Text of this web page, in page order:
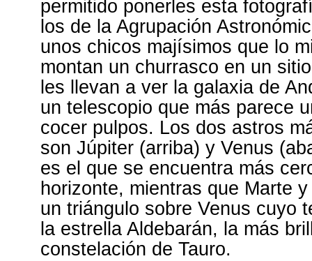
permitido ponerles esta
los de la Agrupación
unos chicos majísimos que lo
montan un churrasco en un
les llevan a ver la galaxia de
un telescopio que más parece
cocer pulpos. Los dos astros
son Júpiter (arriba) y Venus
es el que se encuentra más
horizonte, mientras que Marte
un triángulo sobre Venus cuyo
la estrella Aldebarán, la más
constelación de Tauro.